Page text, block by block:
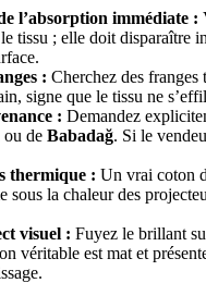
l’absorption immédiate :
tissu ; elle doit disparaître
: Cherchez des franges
signe que le tissu ne
: Demandez
ou de Babadağ. Si le
thermique : Un vrai coton
sous la chaleur des
visuel : Fuyez le brillant
véritable est mat et